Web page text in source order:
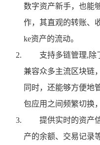
数字资产新手，也能
作，其直观的转账、
ke资产的流动。
支持多链管理,除
兼容众多主流区块链
同时，还能够方便地
包应用之间频繁切换
提供实时的资产
产的余额、交易记录